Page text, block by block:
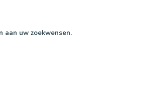
aan uw zoekwensen.